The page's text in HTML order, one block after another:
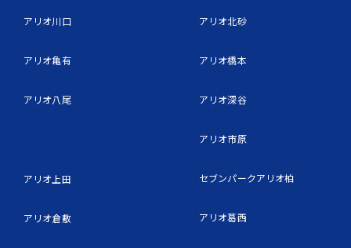
アリオ川口
アリオ亀有
アリオ八尾
アリオ上田
アリオ倉敷
アリオ北砂
アリオ橋本
アリオ深谷
アリオ市原
セブンパークアリオ柏
アリオ葛西